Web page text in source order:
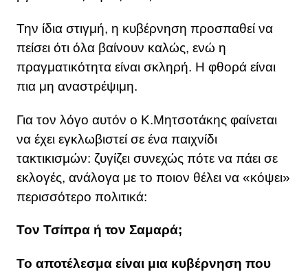
Την ίδια στιγμή, η κυβέρνηση προσπαθεί να
πείσει ότι όλα βαίνουν καλώς, ενώ η
πραγματικότητα είναι σκληρή. Η φθορά είναι
πια μη αναστρέψιμη.
Για τον λόγο αυτόν ο Κ.Μητσοτάκης φαίνεται
να έχει εγκλωβιστεί σε ένα παιχνίδι
τακτικισμών: ζυγίζει συνεχώς πότε να πάει σε
εκλογές, ανάλογα με το ποιον θέλει να «κόψει»
περισσότερο πολιτικά:
Τον Τσίπρα ή τον Σαμαρά;
Το αποτέλεσμα είναι μια κυβέρνηση που